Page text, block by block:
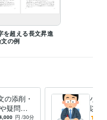
文章作成
を超える長文昇進
の例
の添削・
疑問を
デオ通話
円 /30分
小論
以上
けた